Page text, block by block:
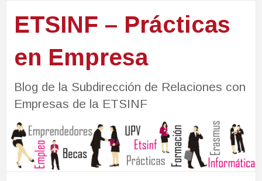
ETSINF – Prácticas
en Empresa
Blog de la Subdirección de Relaciones con
Empresas de la ETSINF